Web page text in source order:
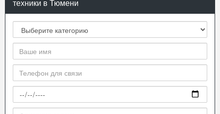
техники в Тюмени